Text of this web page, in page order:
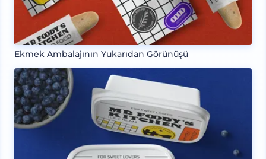
Ekmek Ambalajının Yukarıdan Görünüşü